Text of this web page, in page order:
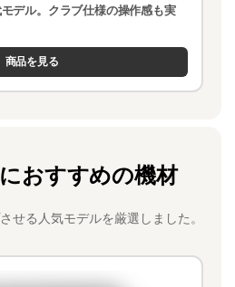
デル。クラブ仕様の操作感も実
商品を見る
おすすめの機材
せる人気モデルを厳選しました。